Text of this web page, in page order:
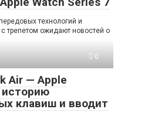
технологий и
трепетом ожидают новостей о
0
Air — Apple
клавиш и вводит